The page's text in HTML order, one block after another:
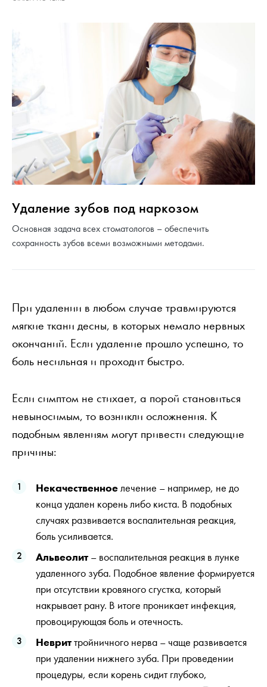
Удаление зубов под наркозом
Основная задача всех стоматологов – обеспечить
сохранность зубов всеми возможными методами.
При удалении в любом случае травмируются
мягкие ткани десны, в которых немало нервных
окончаний. Если удаление прошло успешно, то
боль несильная и проходит быстро.
Если симптом не стихает, а порой становиться
невыносимым, то возникли осложнения. К
подобным явлениям могут привести следующие
причины:
Некачественноелечение – например, не до
конца удален корень либо киста. В подобных
случаях развивается воспалительная реакция,
боль усиливается.
Альвеолит – воспалительная реакция в лунке
удаленного зуба. Подобное явление формируется
при отсутствии кровяного сгустка, который
накрывает рану. В итоге проникает инфекция,
провоцирующая боль и отечность.
Невриттройничного нерва – чаще развивается
при удалении нижнего зуба. При проведении
процедуры, если корень сидит глубоко,